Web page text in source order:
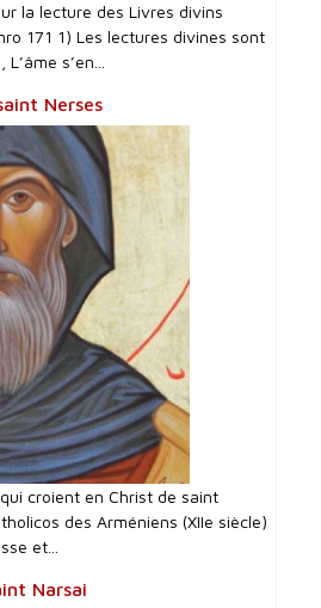
la lecture des Livres divins
171 1) Les lectures divines sont
s’en...
Nerses
croient en Christ de saint
des Arméniens (XIIe siècle)
et...
Narsai